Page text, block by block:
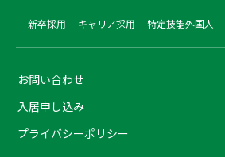
新卒採用 キャリア採用 特定技能外国人
お問い合わせ
入居申し込み
プライバシーポリシー